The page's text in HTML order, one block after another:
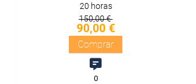
20 horas
150,00 €
90,00 €
Comprar
0